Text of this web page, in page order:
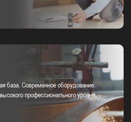
база. Современное оборудование.
профессионального уровня.